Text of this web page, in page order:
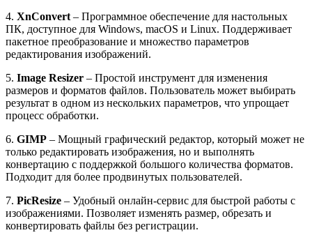
4. XnConvert – Программное обеспечение для настольных
ПК, доступное для Windows, macOS и Linux. Поддерживает
пакетное преобразование и множество параметров
редактирования изображений.
5. Image Resizer – Простой инструмент для изменения
размеров и форматов файлов. Пользователь может выбирать
результат в одном из нескольких параметров, что упрощает
процесс обработки.
6. GIMP – Мощный графический редактор, который может не
только редактировать изображения, но и выполнять
конвертацию с поддержкой большого количества форматов.
Подходит для более продвинутых пользователей.
7. PicResize – Удобный онлайн-сервис для быстрой работы с
изображениями. Позволяет изменять размер, обрезать и
конвертировать файлы без регистрации.